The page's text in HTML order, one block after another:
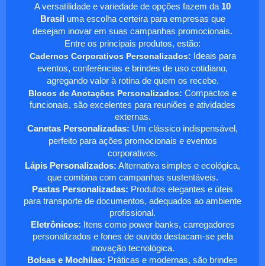
A versatilidade e variedade de opções fazem da 10
Brasil uma escolha certeira para empresas que
desejam inovar em suas campanhas promocionais.
Entre os principais produtos, estão:
Cadernos Corporativos Personalizados: Ideais para
eventos, conferências e brindes de uso cotidiano,
agregando valor à rotina de quem os recebe.
Blocos de Anotações Personalizados: Compactos e
funcionais, são excelentes para reuniões e atividades
externas.
Canetas Personalizadas: Um clássico indispensável,
perfeito para ações promocionais e eventos
corporativos.
Lápis Personalizados: Alternativa simples e ecológica,
que combina com campanhas sustentáveis.
Pastas Personalizadas: Produtos elegantes e úteis
para transporte de documentos, adequados ao ambiente
profissional.
Eletrônicos: Itens como power banks, carregadores
personalizados e fones de ouvido destacam-se pela
inovação tecnológica.
Bolsas e Mochilas: Práticas e modernas, são brindes